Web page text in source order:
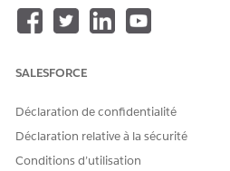
Disponible avec : Lightning
Disponible avec : les éditions
Vous pouvez inscrire aisément
personne à un programme de
SALESFORCE
Déclaration de confidentialité
Déclaration relative à la sécurité
Conditions d’utilisation